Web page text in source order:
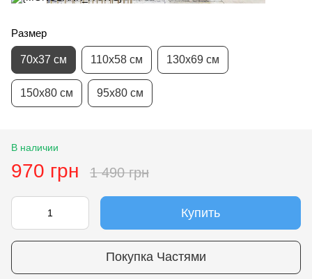
Размер
70х37 см 110х58 см 130х69 см
150х80 см 95х80 см
В наличии
970 грн 1 490 грн
Купить
Покупка Частями